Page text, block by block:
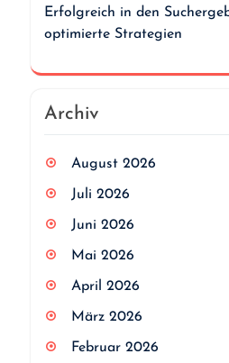
Erfolgreich in den
optimierte Strategien
Archiv
August 2026
Juli 2026
Juni 2026
Mai 2026
April 2026
März 2026
Februar 2026